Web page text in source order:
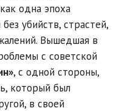
одна эпоха
убийств, страстей,
Вышедшая в
с советской
, с одной стороны,
который был
в своей